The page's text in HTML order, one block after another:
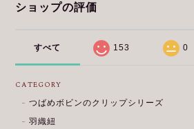
ショップの評価
すべて 153 0
CATEGORY
つばめボビンのクリップシリーズ
羽織紐